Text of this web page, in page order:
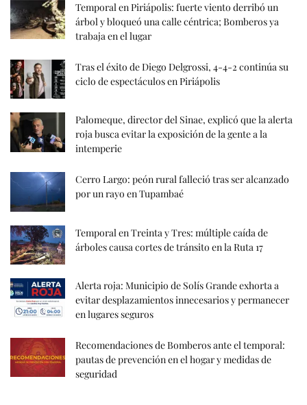
Temporal en Piriápolis: fuerte viento derribó un
árbol y bloqueó una calle céntrica; Bomberos ya
trabaja en el lugar
Tras el éxito de Diego Delgrossi, 4-4-2 continúa su
ciclo de espectáculos en Piriápolis
Palomeque, director del Sinae, explicó que la alerta
roja busca evitar la exposición de la gente a la
intemperie
Cerro Largo: peón rural falleció tras ser alcanzado
por un rayo en Tupambaé
Temporal en Treinta y Tres: múltiple caída de
árboles causa cortes de tránsito en la Ruta 17
Alerta roja: Municipio de Solís Grande exhorta a
evitar desplazamientos innecesarios y permanecer
en lugares seguros
Recomendaciones de Bomberos ante el temporal:
pautas de prevención en el hogar y medidas de
seguridad